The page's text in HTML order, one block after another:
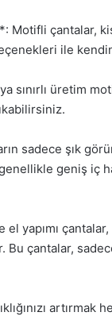
Motifli
ile
sınırlı üretim
sadece şık
geniş iç
yapımı
Bu çantalar,
artırmak